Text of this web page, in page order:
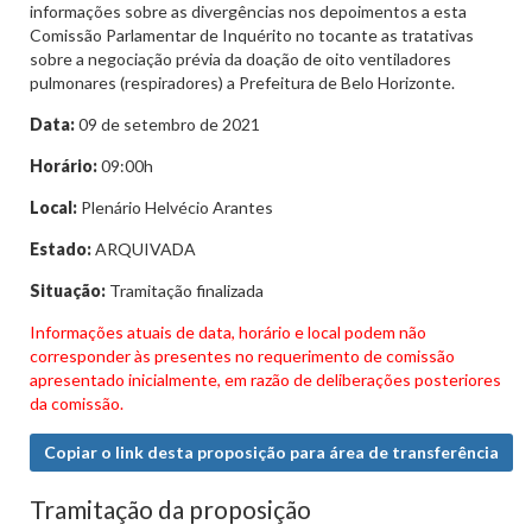
informações sobre as divergências nos depoimentos a esta
Comissão Parlamentar de Inquérito no tocante as tratativas
sobre a negociação prévia da doação de oito ventiladores
pulmonares (respiradores) a Prefeitura de Belo Horizonte.
Data:09 de setembro de 2021
Horário:09:00h
Local: Plenário Helvécio Arantes
Estado:ARQUIVADA
Situação: Tramitação finalizada
Informações atuais de data, horário e local podem não
corresponder às presentes no requerimento de comissão
apresentado inicialmente, em razão de deliberações posteriores
da comissão.
Copiar o link desta proposição para área de transferência
Tramitação da proposição